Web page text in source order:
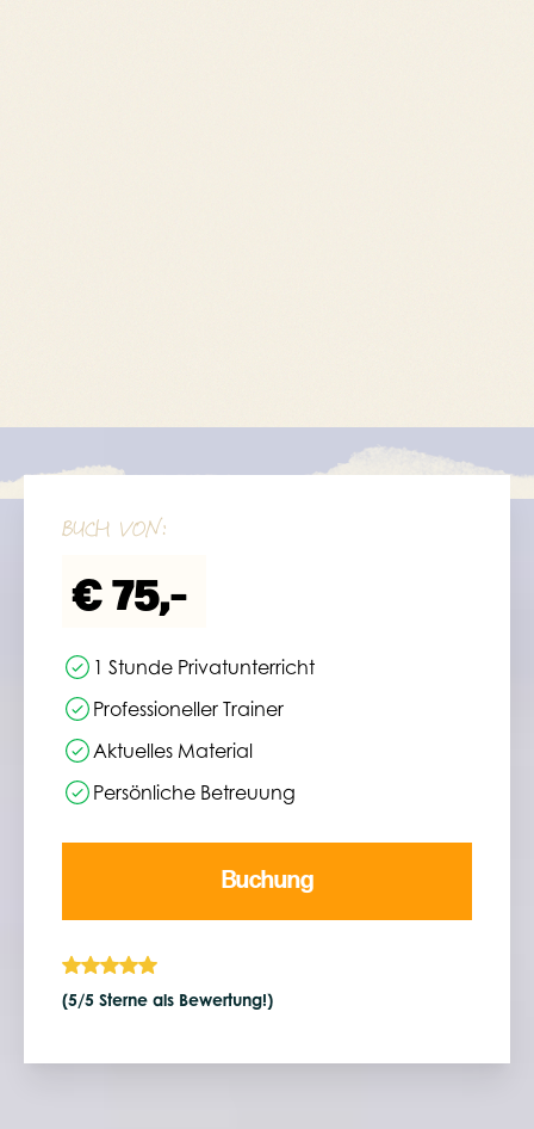
BUCH VON:
€75,-
1 Stunde Privatunterricht
Professioneller Trainer
Aktuelles Material
Persönliche Betreuung
Buchung
(5/5 Sterne als Bewertung!)